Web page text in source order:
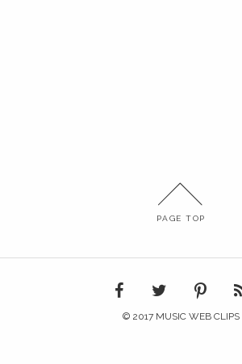
PAGE TOP
© 2017 MUSIC WEB CLIPS